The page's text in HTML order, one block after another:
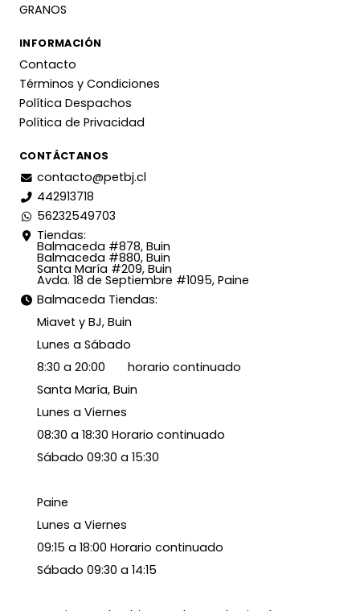
GRANOS
INFORMACIÓN
Contacto
Términos y Condiciones
Política Despachos
Política de Privacidad
CONTÁCTANOS
contacto@petbj.cl
442913718
56232549703
Tiendas:
Balmaceda #878, Buin
Balmaceda #880, Buin
Santa María #209, Buin
Avda. 18 de Septiembre #1095, Paine
Balmaceda Tiendas:
Miavet y BJ, Buin
Lunes a Sábado
8:30 a 20:00 horario continuado
Santa María, Buin
Lunes a Viernes
08:30 a 18:30 Horario continuado
Sábado 09:30 a 15:30
Paine
Lunes a Viernes
09:15 a 18:00 Horario continuado
Sábado 09:30 a 14:15